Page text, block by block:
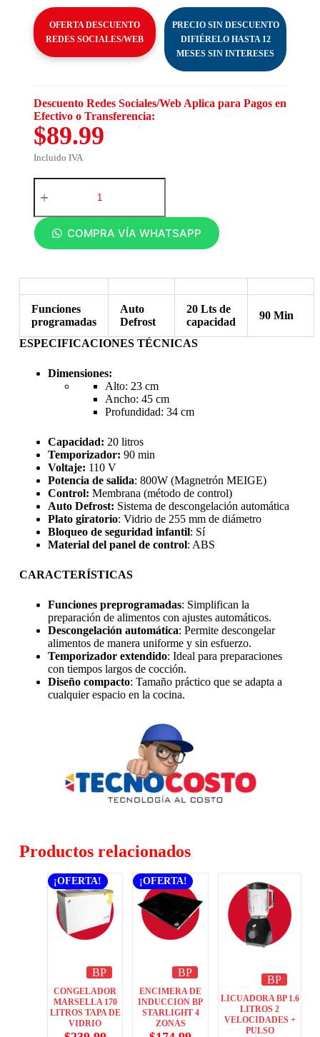
OFERTA DESCUENTO
REDES SOCIALES/WEB
PRECIO SIN DESCUENTO
DIFIÉRELO HASTA 12
MESES SIN INTERESES
Descuento Redes Sociales/Web Aplica para Pagos en
Efectivo o Transferencia:
$89.99
Incluido IVA
COMPRA VÍA WHATSAPP
Funciones
programadas
Auto
Defrost
20 Lts de
capacidad
90 Min
ESPECIFICACIONES TÉCNICAS
Dimensiones:
Alto: 23 cm
Ancho: 45 cm
Profundidad: 34 cm
Capacidad: 20 litros
Temporizador: 90 min
Voltaje: 110 V
Potencia de salida: 800W (Magnetrón MEIGE)
Control: Membrana (método de control)
Auto Defrost: Sistema de descongelación automática
Plato giratorio: Vidrio de 255 mm de diámetro
Bloqueo de seguridad infantil: Sí
Material del panel de control: ABS
CARACTERÍSTICAS
Funciones preprogramadas: Simplifican la
preparación de alimentos con ajustes automáticos.
Descongelación automática: Permite descongelar
alimentos de manera uniforme y sin esfuerzo.
Temporizador extendido: Ideal para preparaciones
con tiempos largos de cocción.
Diseño compacto: Tamaño práctico que se adapta a
cualquier espacio en la cocina.
Productos relacionados
¡OFERTA!
BP
CONGELADOR
MARSELLA 170
LITROS TAPA DE
VIDRIO
¡OFERTA!
BP
ENCIMERA DE
INDUCCION BP
STARLIGHT 4
ZONAS
BP
LICUADORA BP 1.6
LITROS 2
VELOCIDADES +
PULSO